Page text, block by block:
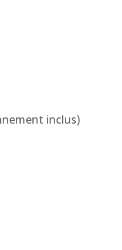
inclus)